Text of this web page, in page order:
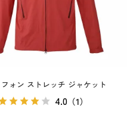
ォン ストレッチ ジャケット
4.0 （1）